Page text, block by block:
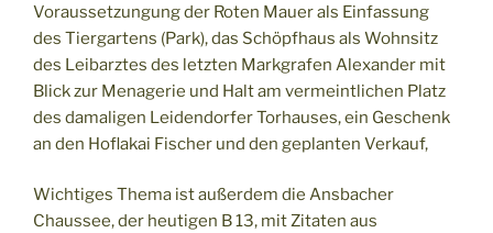
Voraussetzungung der Roten Mauer als Einfassung
des Tiergartens (Park), das Schöpfhaus als Wohnsitz
des Leibarztes des letzten Markgrafen Alexander mit
Blick zur Menagerie und Halt am vermeintlichen Platz
des damaligen Leidendorfer Torhauses, ein Geschenk
an den Hoflakai Fischer und den geplanten Verkauf,
Wichtiges Thema ist außerdem die Ansbacher
Chaussee, der heutigen B 13, mit Zitaten aus